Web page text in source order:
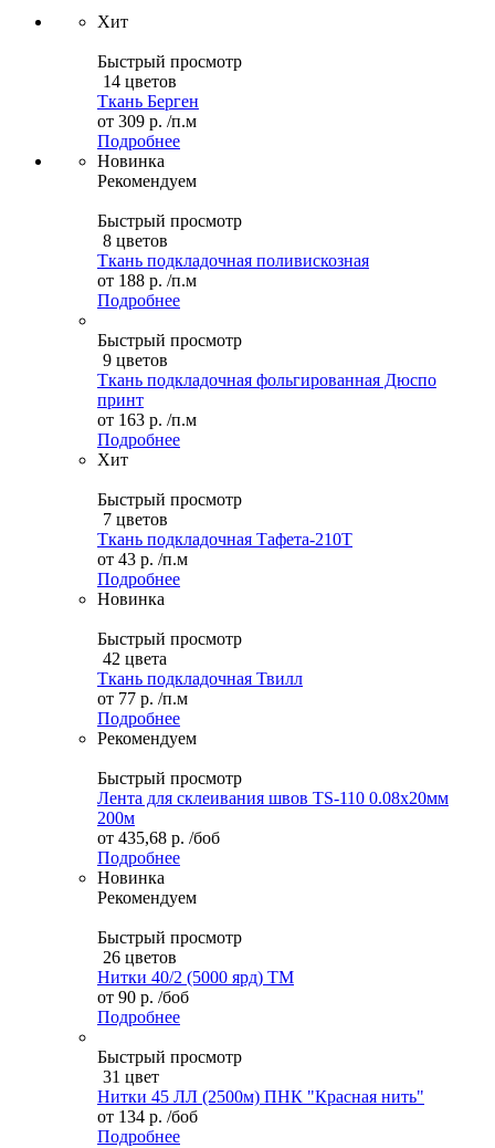
Хит
Быстрый просмотр
14 цветов
Ткань Берген
от 309 р. /п.м
Подробнее
Новинка
Рекомендуем
Быстрый просмотр
8 цветов
Ткань подкладочная поливискозная
от 188 р. /п.м
Подробнее
Быстрый просмотр
9 цветов
Ткань подкладочная фольгированная Дюспо
принт
от 163 р. /п.м
Подробнее
Хит
Быстрый просмотр
7 цветов
Ткань подкладочная Тафета-210T
от 43 р. /п.м
Подробнее
Новинка
Быстрый просмотр
42 цвета
Ткань подкладочная Твилл
от 77 р. /п.м
Подробнее
Рекомендуем
Быстрый просмотр
Лента для склеивания швов TS-110 0.08х20мм
200м
от 435,68 р. /боб
Подробнее
Новинка
Рекомендуем
Быстрый просмотр
26 цветов
Нитки 40/2 (5000 ярд) ТМ
от 90 р. /боб
Подробнее
Быстрый просмотр
31 цвет
Нитки 45 ЛЛ (2500м) ПНК "Красная нить"
от 134 р. /боб
Подробнее